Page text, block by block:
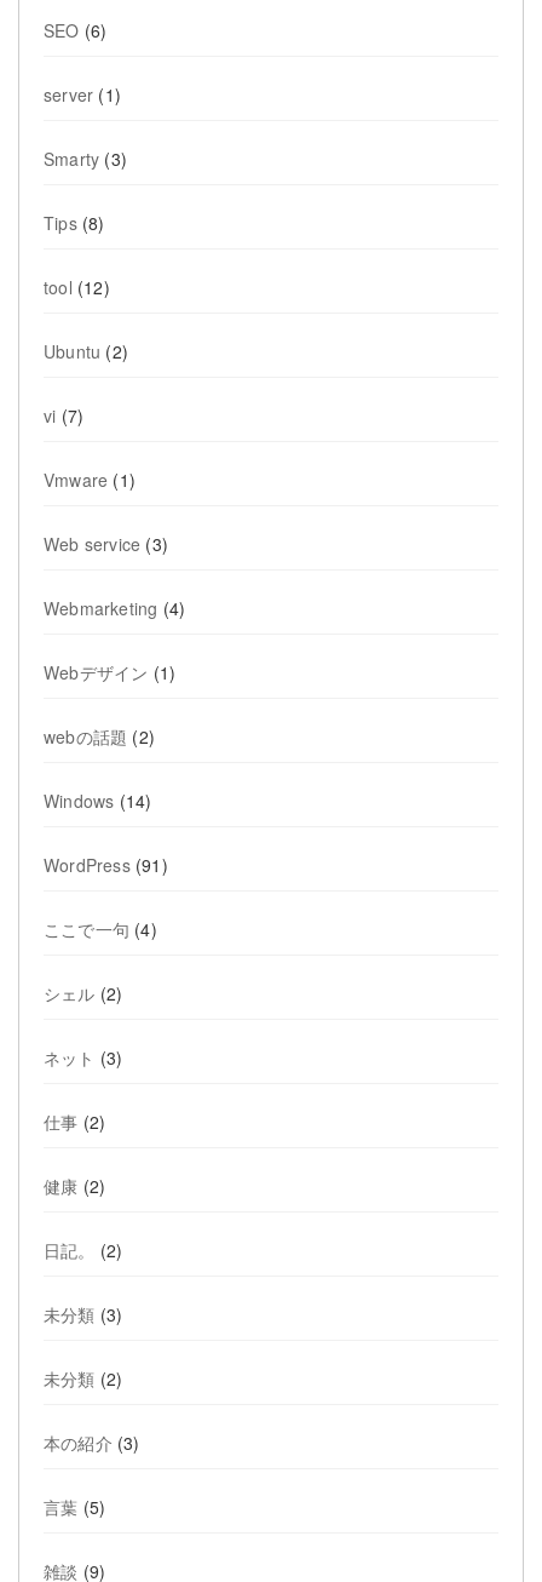
SEO (6)
server (1)
Smarty (3)
Tips(8)
tool (12)
Ubuntu (2)
vi (7)
Vmware (1)
Web service (3)
Webmarketing (4)
Webデザイン (1)
webの話題 (2)
Windows (14)
WordPress(91)
ここで一句 (4)
シェル (2)
ネット (3)
仕事 (2)
健康 (2)
日記。 (2)
未分類 (3)
未分類 (2)
本の紹介 (3)
言葉 (5)
雑談 (9)